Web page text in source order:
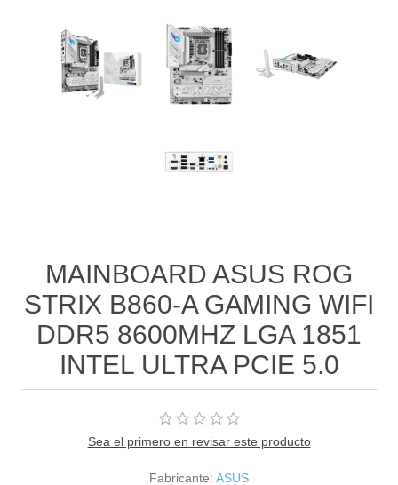
MAINBOARD ASUS ROG
STRIX B860-A GAMING WIFI
DDR5 8600MHZ LGA 1851
INTEL ULTRA PCIE 5.0
Sea el primero en revisar este producto
Fabricante: ASUS